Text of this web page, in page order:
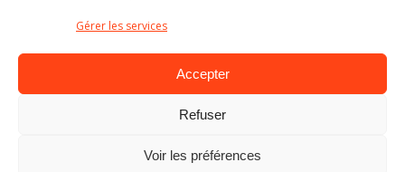
Gérer les services
Accepter
Refuser
Voir les préférences
Ministère de l’Éducation